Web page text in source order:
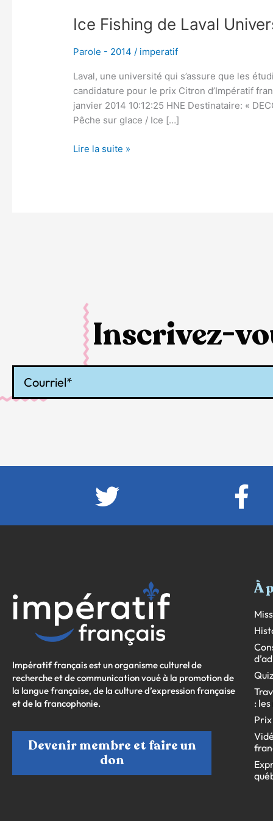
Ice Fishing de Laval
Parole - 2014 / imperatif
Laval, une université qui s’assure que les
candidature pour le prix Citron d’Impératif
janvier 2014 10:12:25 HNE Destinataire: «
Pêche sur glace / Ice […]
Lire la suite »
Inscrivez-
Impératif français est un organisme culturel de
recherche et de communication voué à la promotion de
la langue française, de la culture d’expression française
et de la francophonie.
Devenir membre et faire un
don
À
:
Prix